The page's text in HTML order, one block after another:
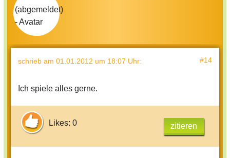
schrieb am 01.01.2012 um 18:07 Uhr: #14
Ich spiele alles gerne.
Likes: 0 zitieren